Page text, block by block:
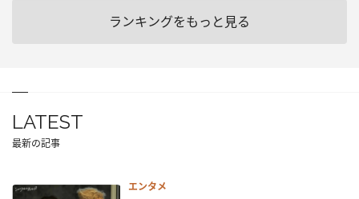
ランキングをもっと見る
LATEST
最新の記事
エンタメ